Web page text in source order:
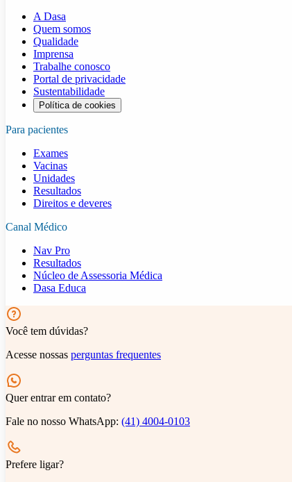
A Dasa
Quem somos
Qualidade
Imprensa
Trabalhe conosco
Portal de privacidade
Sustentabilidade
Política de cookies
Para pacientes
Exames
Vacinas
Unidades
Resultados
Direitos e deveres
Canal Médico
Nav Pro
Resultados
Núcleo de Assessoria Médica
Dasa Educa
Você tem dúvidas?
Acesse nossas perguntas frequentes
Quer entrar em contato?
Fale no nosso WhatsApp: (41) 4004-0103
Prefere ligar?